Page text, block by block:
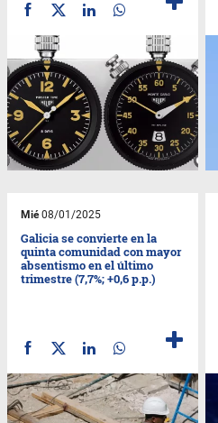
Mié08/01/2025
Galicia se convierte en la
quinta comunidad con mayor
absentismo en el último
trimestre (7,7%; +0,6 p.p.)